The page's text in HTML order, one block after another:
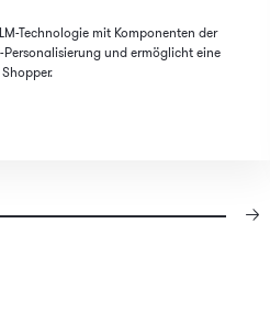
Technologie mit Komponenten der
Personalisierung und ermöglicht eine